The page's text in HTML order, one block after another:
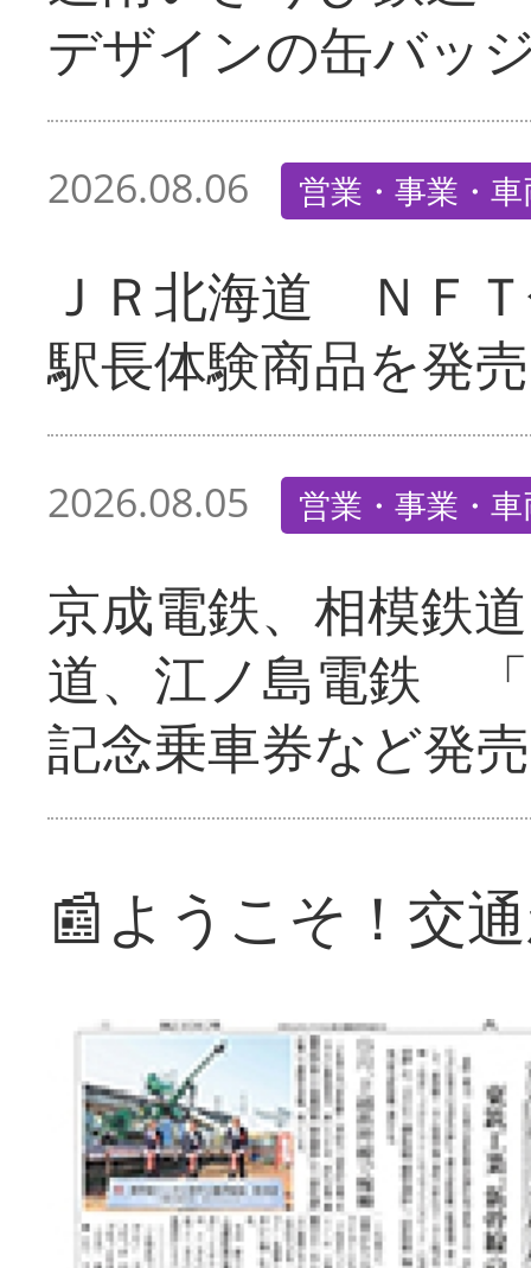
デザインの缶バッ
2026.08.06 営業・事業・
ＪＲ北海道 ＮＦ
駅長体験商品を発売
2026.08.05 営業・事業・
京成電鉄、相模鉄
道、江ノ島電鉄
記念乗車券など発売
📰ようこそ！交